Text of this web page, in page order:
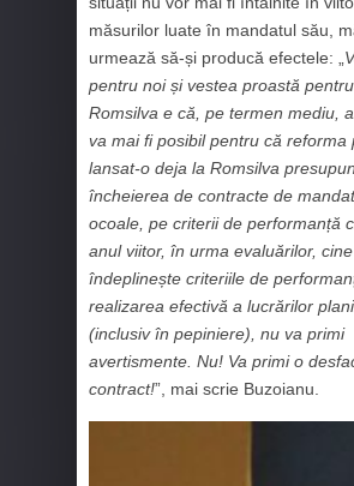
măsurilor luate în mandatul său,
urmează să-și producă efectele: „
pentru noi și vestea proastă
Romsilva e că, pe termen mediu,
va mai fi posibil pentru că reforma
lansat-o deja la Romsilva
încheierea de contracte de
ocoale, pe criterii de performanță
anul viitor, în urma evaluărilor,
îndeplinește criteriile de
realizarea efectivă a lucrărilor
(inclusiv în pepiniere), nu va primi
avertismente. Nu! Va primi o
contract!”, mai scrie Buzoianu.